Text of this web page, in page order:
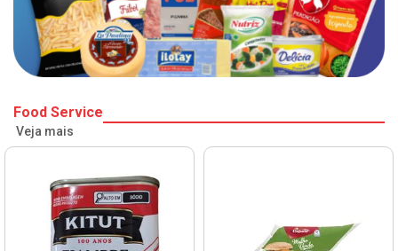
Food Service
Veja mais